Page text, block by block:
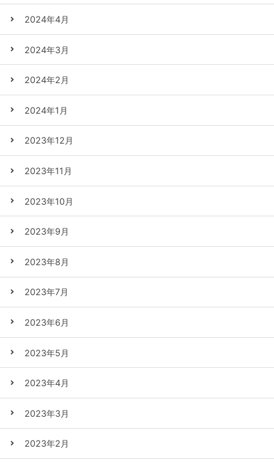
2024年4月
2024年3月
2024年2月
2024年1月
2023年12月
2023年11月
2023年10月
2023年9月
2023年8月
2023年7月
2023年6月
2023年5月
2023年4月
2023年3月
2023年2月